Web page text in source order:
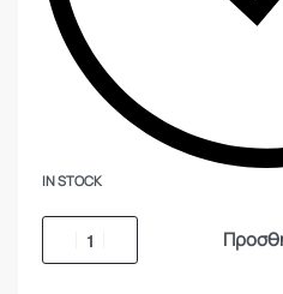
IN STOCK